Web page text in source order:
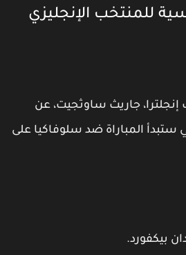
للمنتخب الإنجليزي
جاريث ساوثجيت، عن
المباراة ضد سلوفاكيا على
بيكفورد.